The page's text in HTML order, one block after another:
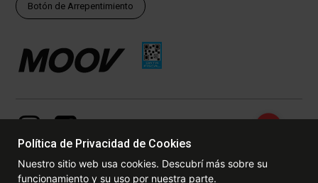
Botón de Arrepentimiento
Política de Privacidad de Cookies
Nuestro sitio web usa cookies. Descubrí más sobre su
funcionamiento y su uso por nuestra parte.